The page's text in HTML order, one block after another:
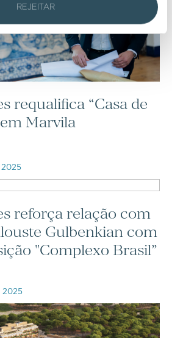
REJEITAR
requalifica “Casa de
Marvila
2025
reforça relação com
Gulbenkian com
"Complexo Brasil”
2025